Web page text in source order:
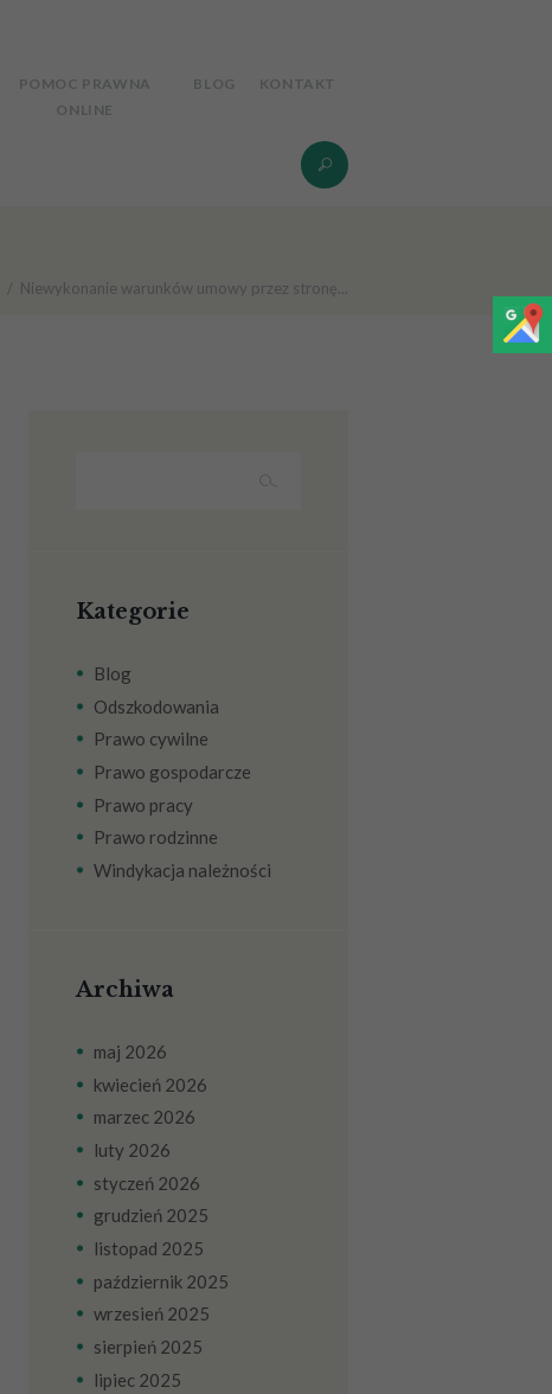
POMOC PRAWNA
ONLINE
BLOG KONTAKT
Niewykonanie warunków umowy przez stronę...
Kategorie
Blog
Odszkodowania
Prawo cywilne
Prawo gospodarcze
Prawo pracy
Prawo rodzinne
Windykacja należności
Archiwa
maj 2026
kwiecień 2026
marzec 2026
luty 2026
styczeń 2026
grudzień 2025
listopad 2025
październik 2025
wrzesień 2025
sierpień 2025
lipiec 2025